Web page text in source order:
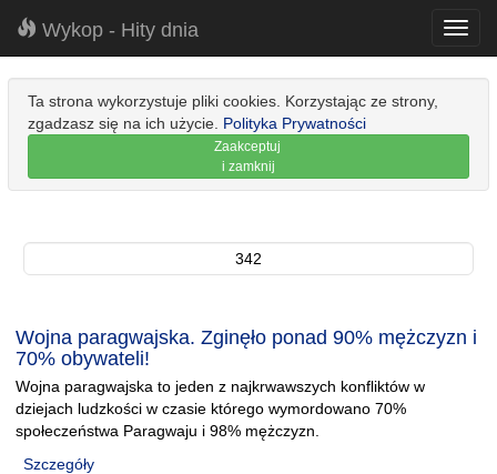
Wykop - Hity dnia
Ta strona wykorzystuje pliki cookies. Korzystając ze strony,
zgadzasz się na ich użycie. Polityka Prywatności
Zaakceptuj
i zamknij
342
Wojna paragwajska. Zginęło ponad 90% mężczyzn i
70% obywateli!
Wojna paragwajska to jeden z najkrwawszych konfliktów w
dziejach ludzkości w czasie którego wymordowano 70%
społeczeństwa Paragwaju i 98% mężczyzn.
Szczegóły